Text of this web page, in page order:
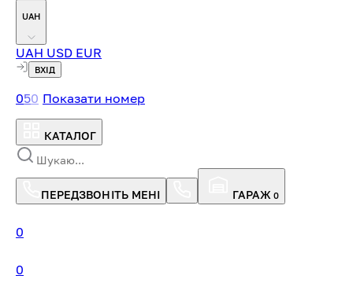
UAH
UAH USD EUR
ВХІД
050 Показати номер
КАТАЛОГ
ПЕРЕДЗВОНІТЬ МЕНІ ГАРАЖ 0
0
0